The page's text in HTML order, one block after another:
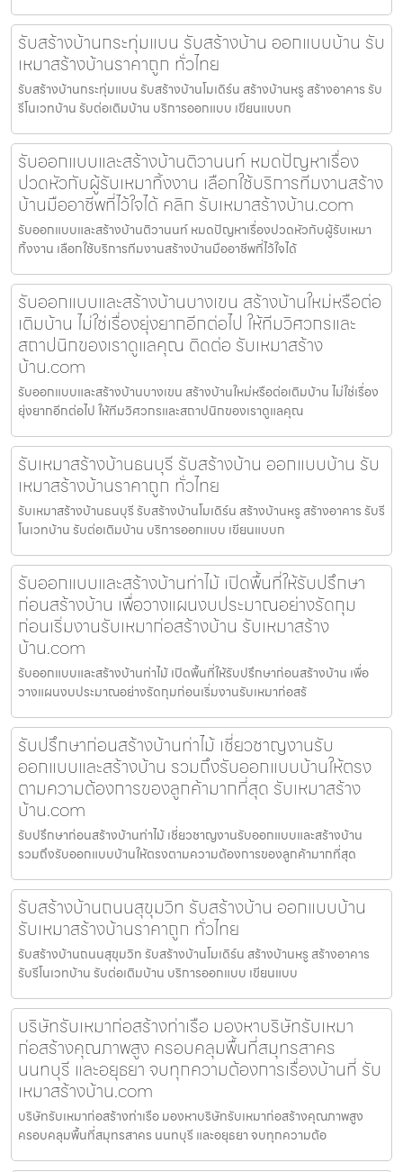
รับสร้างบ้านกระทุ่มแบน รับสร้างบ้าน ออกแบบบ้าน รับ
เหมาสร้างบ้านราคาถูก ทั่วไทย
รับสร้างบ้านกระทุ่มแบน รับสร้างบ้านโมเดิร์น สร้างบ้านหรู สร้างอาคาร รับ
รีโนเวทบ้าน รับต่อเติมบ้าน บริการออกแบบ เขียนแบบก
รับออกแบบและสร้างบ้านติวานนท์ หมดปัญหาเรื่อง
ปวดหัวกับผู้รับเหมาทิ้งงาน เลือกใช้บริการทีมงานสร้าง
บ้านมืออาชีพที่ไว้ใจได้ คลิก รับเหมาสร้างบ้าน.com
รับออกแบบและสร้างบ้านติวานนท์ หมดปัญหาเรื่องปวดหัวกับผู้รับเหมา
ทิ้งงาน เลือกใช้บริการทีมงานสร้างบ้านมืออาชีพที่ไว้ใจได้
รับออกแบบและสร้างบ้านบางเขน สร้างบ้านใหม่หรือต่อ
เติมบ้าน ไม่ใช่เรื่องยุ่งยากอีกต่อไป ให้ทีมวิศวกรและ
สถาปนิกของเราดูแลคุณ ติดต่อ รับเหมาสร้าง
บ้าน.com
รับออกแบบและสร้างบ้านบางเขน สร้างบ้านใหม่หรือต่อเติมบ้าน ไม่ใช่เรื่อง
ยุ่งยากอีกต่อไป ให้ทีมวิศวกรและสถาปนิกของเราดูแลคุณ
รับเหมาสร้างบ้านธนบุรี รับสร้างบ้าน ออกแบบบ้าน รับ
เหมาสร้างบ้านราคาถูก ทั่วไทย
รับเหมาสร้างบ้านธนบุรี รับสร้างบ้านโมเดิร์น สร้างบ้านหรู สร้างอาคาร รับรี
โนเวทบ้าน รับต่อเติมบ้าน บริการออกแบบ เขียนแบบก
รับออกแบบและสร้างบ้านท่าไม้ เปิดพื้นที่ให้รับปรึกษา
ก่อนสร้างบ้าน เพื่อวางแผนงบประมาณอย่างรัดกุม
ก่อนเริ่มงานรับเหมาก่อสร้างบ้าน รับเหมาสร้าง
บ้าน.com
รับออกแบบและสร้างบ้านท่าไม้ เปิดพื้นที่ให้รับปรึกษาก่อนสร้างบ้าน เพื่อ
วางแผนงบประมาณอย่างรัดกุมก่อนเริ่มงานรับเหมาก่อสร้
รับปรึกษาก่อนสร้างบ้านท่าไม้ เชี่ยวชาญงานรับ
ออกแบบและสร้างบ้าน รวมถึงรับออกแบบบ้านให้ตรง
ตามความต้องการของลูกค้ามากที่สุด รับเหมาสร้าง
บ้าน.com
รับปรึกษาก่อนสร้างบ้านท่าไม้ เชี่ยวชาญงานรับออกแบบและสร้างบ้าน
รวมถึงรับออกแบบบ้านให้ตรงตามความต้องการของลูกค้ามากที่สุด
รับสร้างบ้านถนนสุขุมวิท รับสร้างบ้าน ออกแบบบ้าน
รับเหมาสร้างบ้านราคาถูก ทั่วไทย
รับสร้างบ้านถนนสุขุมวิท รับสร้างบ้านโมเดิร์น สร้างบ้านหรู สร้างอาคาร
รับรีโนเวทบ้าน รับต่อเติมบ้าน บริการออกแบบ เขียนแบบ
บริษัทรับเหมาก่อสร้างท่าเรือ มองหาบริษัทรับเหมา
ก่อสร้างคุณภาพสูง ครอบคลุมพื้นที่สมุทรสาคร
นนทบุรี และอยุธยา จบทุกความต้องการเรื่องบ้านที่ รับ
เหมาสร้างบ้าน.com
บริษัทรับเหมาก่อสร้างท่าเรือ มองหาบริษัทรับเหมาก่อสร้างคุณภาพสูง
ครอบคลุมพื้นที่สมุทรสาคร นนทบุรี และอยุธยา จบทุกความต้อ